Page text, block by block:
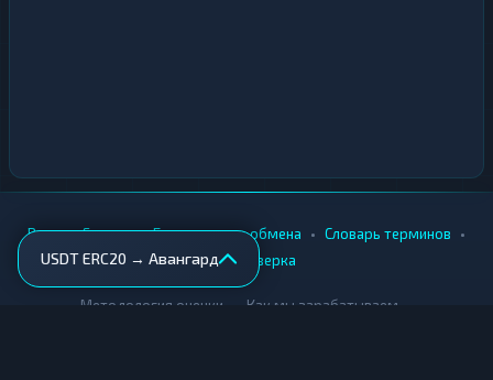
USDT ERC20 → Авангард
Вики • Города • Безопасность обмена • Словарь терминов •
AML-проверка
Методология оценки Как мы зарабатываем